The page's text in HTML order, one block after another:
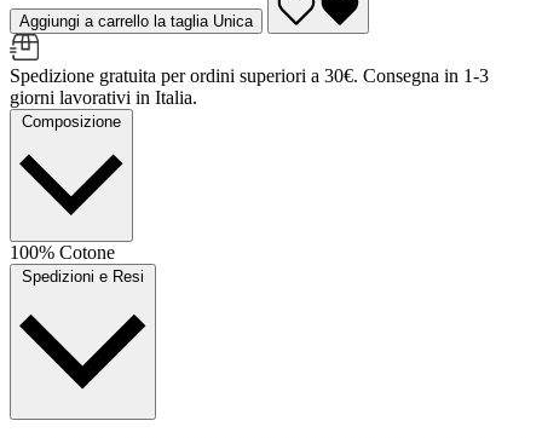
Aggiungi a carrello la taglia Unica
Spedizione gratuita per ordini superiori a 30€. Consegna in 1-3
giorni lavorativi in Italia.
Composizione
100% Cotone
Spedizioni e Resi